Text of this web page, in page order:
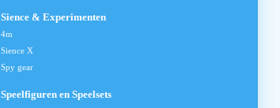
Sience & Experimenten
4m
Sience X
Spy gear
Speelfiguren en Speelsets